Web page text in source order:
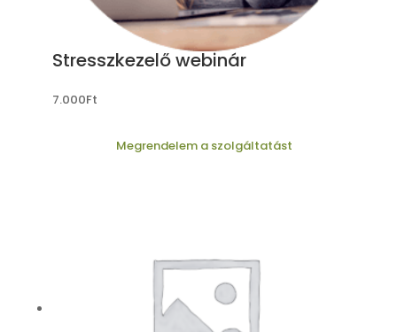
Stresszkezelő webinár
7.000Ft
Megrendelem a szolgáltatást